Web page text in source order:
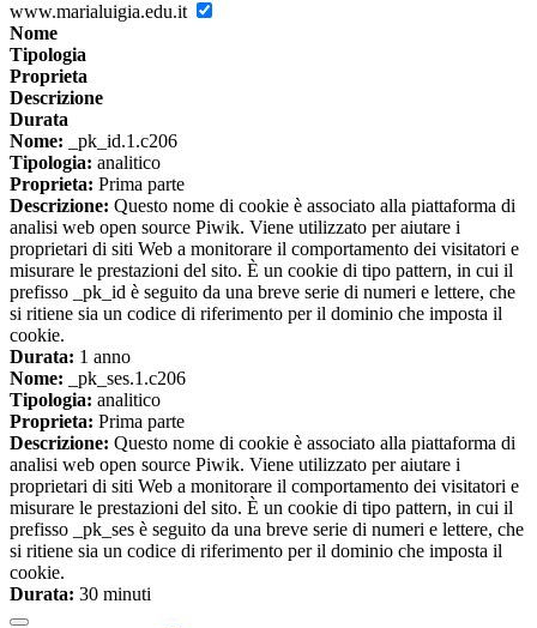
www.marialuigia.edu.it
Nome
Tipologia
Proprieta
Descrizione
Durata
Nome: _pk_id.1.c206
Tipologia: analitico
Proprieta: Prima parte
Descrizione: Questo nome di cookie è associato alla piattaforma di
analisi web open source Piwik. Viene utilizzato per aiutare i
proprietari di siti Web a monitorare il comportamento dei visitatori e
misurare le prestazioni del sito. È un cookie di tipo pattern, in cui il
prefisso _pk_id è seguito da una breve serie di numeri e lettere, che
si ritiene sia un codice di riferimento per il dominio che imposta il
cookie.
Durata: 1 anno
Nome: _pk_ses.1.c206
Tipologia: analitico
Proprieta: Prima parte
Descrizione: Questo nome di cookie è associato alla piattaforma di
analisi web open source Piwik. Viene utilizzato per aiutare i
proprietari di siti Web a monitorare il comportamento dei visitatori e
misurare le prestazioni del sito. È un cookie di tipo pattern, in cui il
prefisso _pk_ses è seguito da una breve serie di numeri e lettere, che
si ritiene sia un codice di riferimento per il dominio che imposta il
cookie.
Durata: 30 minuti